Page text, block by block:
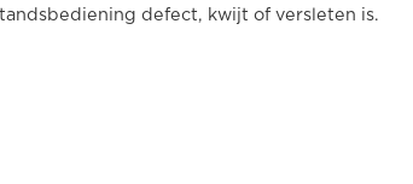
defect, kwijt of versleten is.